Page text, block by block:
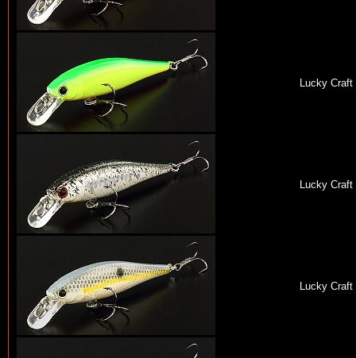
Lucky Craft
Lucky Craft
Lucky Craft